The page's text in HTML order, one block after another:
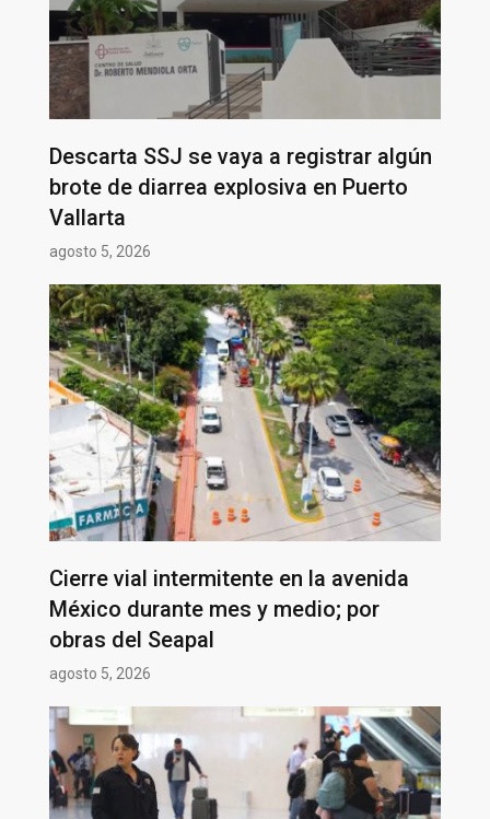
Descarta SSJ se vaya a registrar algún
brote de diarrea explosiva en Puerto
Vallarta
agosto 5, 2026
Cierre vial intermitente en la avenida
México durante mes y medio; por
obras del Seapal
agosto 5, 2026